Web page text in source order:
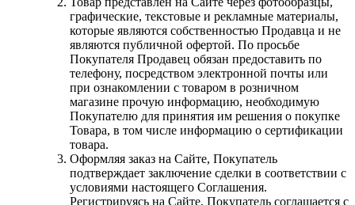
графические, текстовые и рекламные материалы,
которые являются собственностью Продавца и не
являются публичной офертой. По просьбе
Покупателя Продавец обязан предоставить по
телефону, посредством электронной почты или
при ознакомлении с товаром в розничном
магазине прочую информацию, необходимую
Покупателю для принятия им решения о покупке
Товара, в том числе информацию о сертификации
товара.
Оформляя заказ на Сайте, Покупатель
подтверждает заключение сделки в соответствии с
условиями настоящего Соглашения.
Регистрируясь на Сайте, Покупатель соглашается с